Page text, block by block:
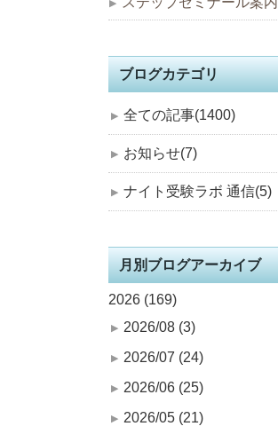
ブログカテゴリ
全ての記事(1400)
お知らせ(7)
ナイト受験ラボ 通信(5)
月別ブログアーカイブ
2026 (169)
2026/08 (3)
2026/07 (24)
2026/06 (25)
2026/05 (21)